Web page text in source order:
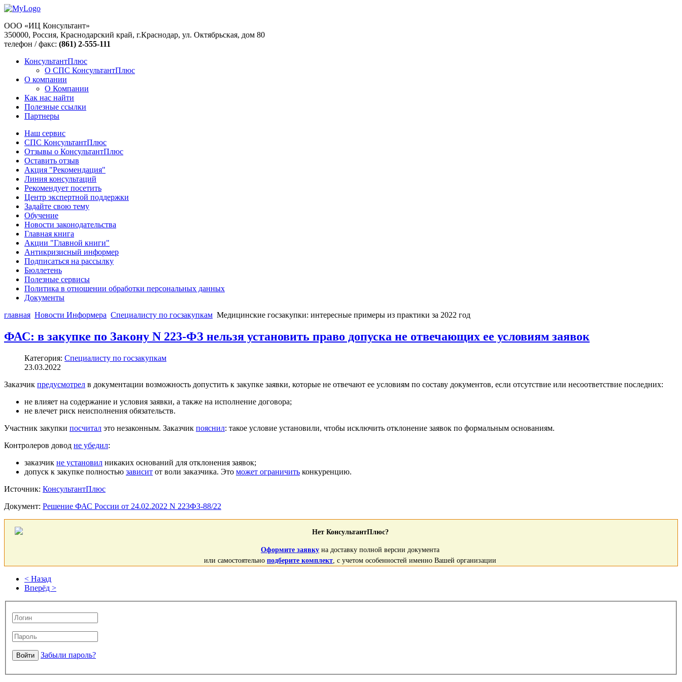
ООО «ИЦ Консультант»
350000, Россия, Краснодарский край, г.Краснодар, ул. Октябрьская, дом 80
телефон / факс: (861) 2-555-111
КонсультантПлюс
О СПС КонсультантПлюс
О компании
О Компании
Как нас найти
Полезные ссылки
Партнеры
Наш сервис
СПС КонсультантПлюс
Отзывы о КонсультантПлюс
Оставить отзыв
Акция "Рекомендация"
Линия консультаций
Рекомендует посетить
Центр экспертной поддержки
Задайте свою тему
Обучение
Новости законодательства
Главная книга
Акции "Главной книги"
Антикризисный информер
Подписаться на рассылку
Бюллетень
Полезные сервисы
Политика в отношении обработки персональных данных
Документы
главная Новости Информера Специалисту по госзакупкам Медицинские госзакупки: интересные примеры из практики за 2022 год
ФАС: в закупке по Закону N 223-ФЗ нельзя установить право допуска не отвечающих ее условиям заявок
Категория: Специалисту по госзакупкам
23.03.2022
Заказчик предусмотрел в документации возможность допустить к закупке заявки, которые не отвечают ее условиям по составу документов, если отсутствие или несоответствие последних:
не влияет на содержание и условия заявки, а также на исполнение договора;
не влечет риск неисполнения обязательств.
Участник закупки посчитал это незаконным. Заказчик пояснил: такое условие установили, чтобы исключить отклонение заявок по формальным основаниям.
Контролеров довод не убедил:
заказчик не установил никаких оснований для отклонения заявок;
допуск к закупке полностью зависит от воли заказчика. Это может ограничить конкуренцию.
Источник: КонсультантПлюс
Документ: Решение ФАС России от 24.02.2022 N 223ФЗ-88/22
Нет КонсультантПлюс?
Оформите заявку на доставку полной версии документа
или самостоятельно подберите комплект , с учетом особенностей именно Вашей организации
< Назад
Вперёд >
Забыли пароль?